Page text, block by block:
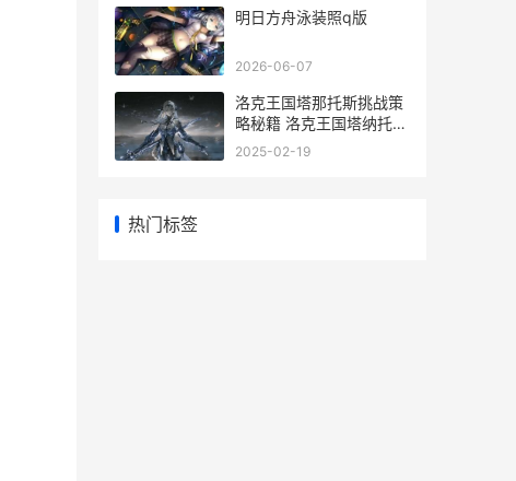
明日方舟泳装照q版
2026-06-07
洛克王国塔那托斯挑战策
略秘籍 洛克王国塔纳托斯
怎么获得
2025-02-19
热门标签